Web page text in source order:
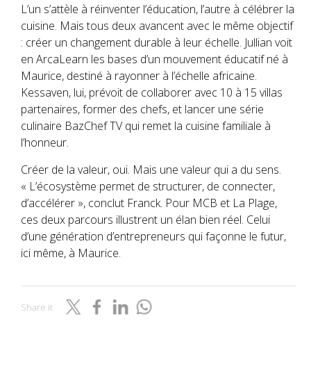
L’un s’attèle à réinventer l’éducation, l’autre à célébrer la
cuisine. Mais tous deux avancent avec le même objectif
: créer un changement durable à leur échelle. Jullian voit
en ArcaLearn les bases d’un mouvement éducatif né à
Maurice, destiné à rayonner à l’échelle africaine.
Kessaven, lui, prévoit de collaborer avec 10 à 15 villas
partenaires, former des chefs, et lancer une série
culinaire BazChef TV qui remet la cuisine familiale à
l’honneur.
Créer de la valeur, oui. Mais une valeur qui a du sens.
« L’écosystème permet de structurer, de connecter,
d’accélérer », conclut Franck. Pour MCB et La Plage,
ces deux parcours illustrent un élan bien réel. Celui
d’une génération d’entrepreneurs qui façonne le futur,
ici même, à Maurice.
Share it